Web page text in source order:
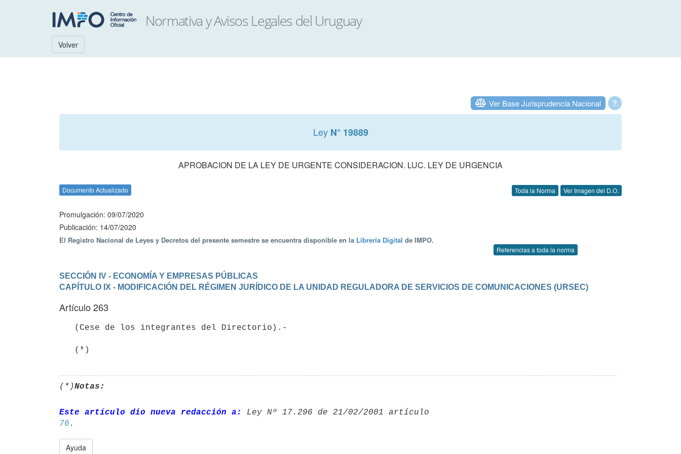
Volver
?
Ver Base Jurisprudencia Nacional
Ley N° 19889
APROBACION DE LA LEY DE URGENTE CONSIDERACION. LUC. LEY DE URGENCIA
Documento Actualizado Toda la Norma Ver Imagen del D.O.
Promulgación: 09/07/2020
Publicación: 14/07/2020
El Registro Nacional de Leyes y Decretos del presente semestre se encuentra disponible en la Librería Digital de IMPO.
Referencias a toda la norma
SECCIÓN IV - ECONOMÍA Y EMPRESAS PÚBLICAS
CAPÍTULO IX - MODIFICACIÓN DEL RÉGIMEN JURÍDICO DE LA UNIDAD REGULADORA DE SERVICIOS DE COMUNICACIONES (URSEC)
Artículo 263
   (*)
(*)Notas:
Este artículo dio nueva redacción a:
76
Ayuda